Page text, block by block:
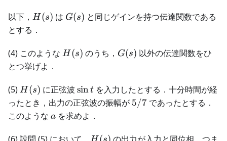
以下， H(s)
H (s) は G(s)
G(s) と同じゲインを持つ伝達関数である
とする．
(4) このような H(s)
H (s) のうち， G(s)
G(s) 以外の伝達関数をひ
とつ挙げよ．
(5) H(s)
H (s) に正弦波 \sin
t
sintを入力したとする．十分時間が経
ったとき，出力の正弦波の振幅が 5/7
5/7 であったとする．
このような a
a を求めよ．
H(s)